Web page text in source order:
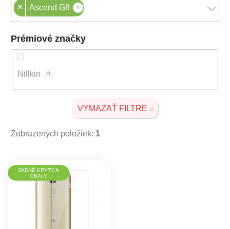
× Ascend G8 1
Prémiové značky
Nillkin 0
VYMAZAŤ FILTRE
Zobrazených položiek: 1
Výpis produktov
ZADNÉ KRYTY A
OBALY